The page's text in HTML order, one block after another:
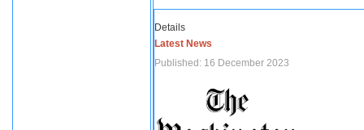
Details
Latest News
Published: 16 December 2023